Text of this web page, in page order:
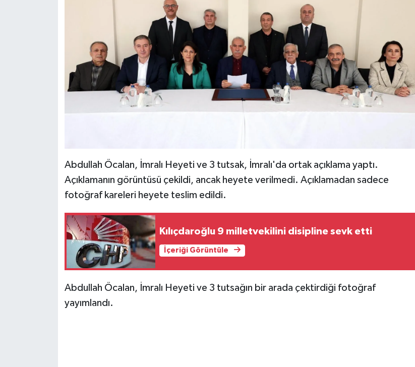
Abdullah Öcalan, İmralı Heyeti ve 3 tutsak, İmralı'da ortak açıklama yaptı.
Açıklamanın görüntüsü çekildi, ancak heyete verilmedi. Açıklamadan sadece
fotoğraf kareleri heyete teslim edildi.
Kılıçdaroğlu 9 milletvekilini disipline sevk etti
İçeriği Görüntüle
Abdullah Öcalan, İmralı Heyeti ve 3 tutsağın bir arada çektirdiği fotoğraf
yayımlandı.